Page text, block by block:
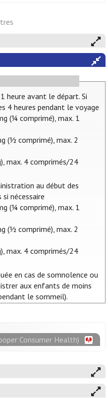
heure avant le départ. Si
4 heures pendant le voyage
(¼ comprimé), max. 1
(½ comprimé), max. 2
max. 4 comprimés/24
au début des
nécessaire
(¼ comprimé), max. 1
(½ comprimé), max. 2
max. 4 comprimés/24
en cas de somnolence ou
aux enfants de moins
le sommeil).
Consumer Health)